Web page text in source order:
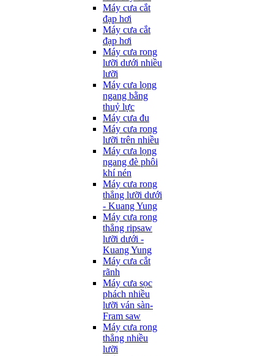
Máy cưa cắt
đạp hơi
Máy cưa cắt
đạp hơi
Máy cưa rong
lưỡi dưới nhiều
lưỡi
Máy cưa lọng
ngang bằng
thuỷ lực
Máy cưa đu
Máy cưa rong
lưỡi trên nhiều
Máy cưa lọng
ngang đè phôi
khí nén
Máy cưa rong
thẳng lưỡi dưới
- Kuang Yung
Máy cưa rong
thẳng ripsaw
lưỡi dưới -
Kuang Yung
Máy cưa cắt
rãnh
Máy cưa sọc
phách nhiều
lưỡi ván sàn-
Fram saw
Máy cưa rong
thẳng nhiều
lưỡi